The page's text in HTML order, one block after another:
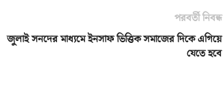
পরবর্তী নিবন্ধ
জুলাই সনদের মাধ্যমে ইনসাফ ভিত্তিক সমাজের দিকে এগিয়ে
যেতে হবে